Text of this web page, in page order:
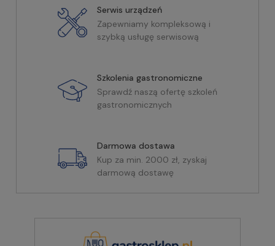
Serwis urządzeń
Zapewniamy kompleksową i
szybką usługę serwisową
Szkolenia gastronomiczne
Sprawdź naszą ofertę szkoleń
gastronomicznych
Darmowa dostawa
Kup za min. 2000 zł, zyskaj
darmową dostawę